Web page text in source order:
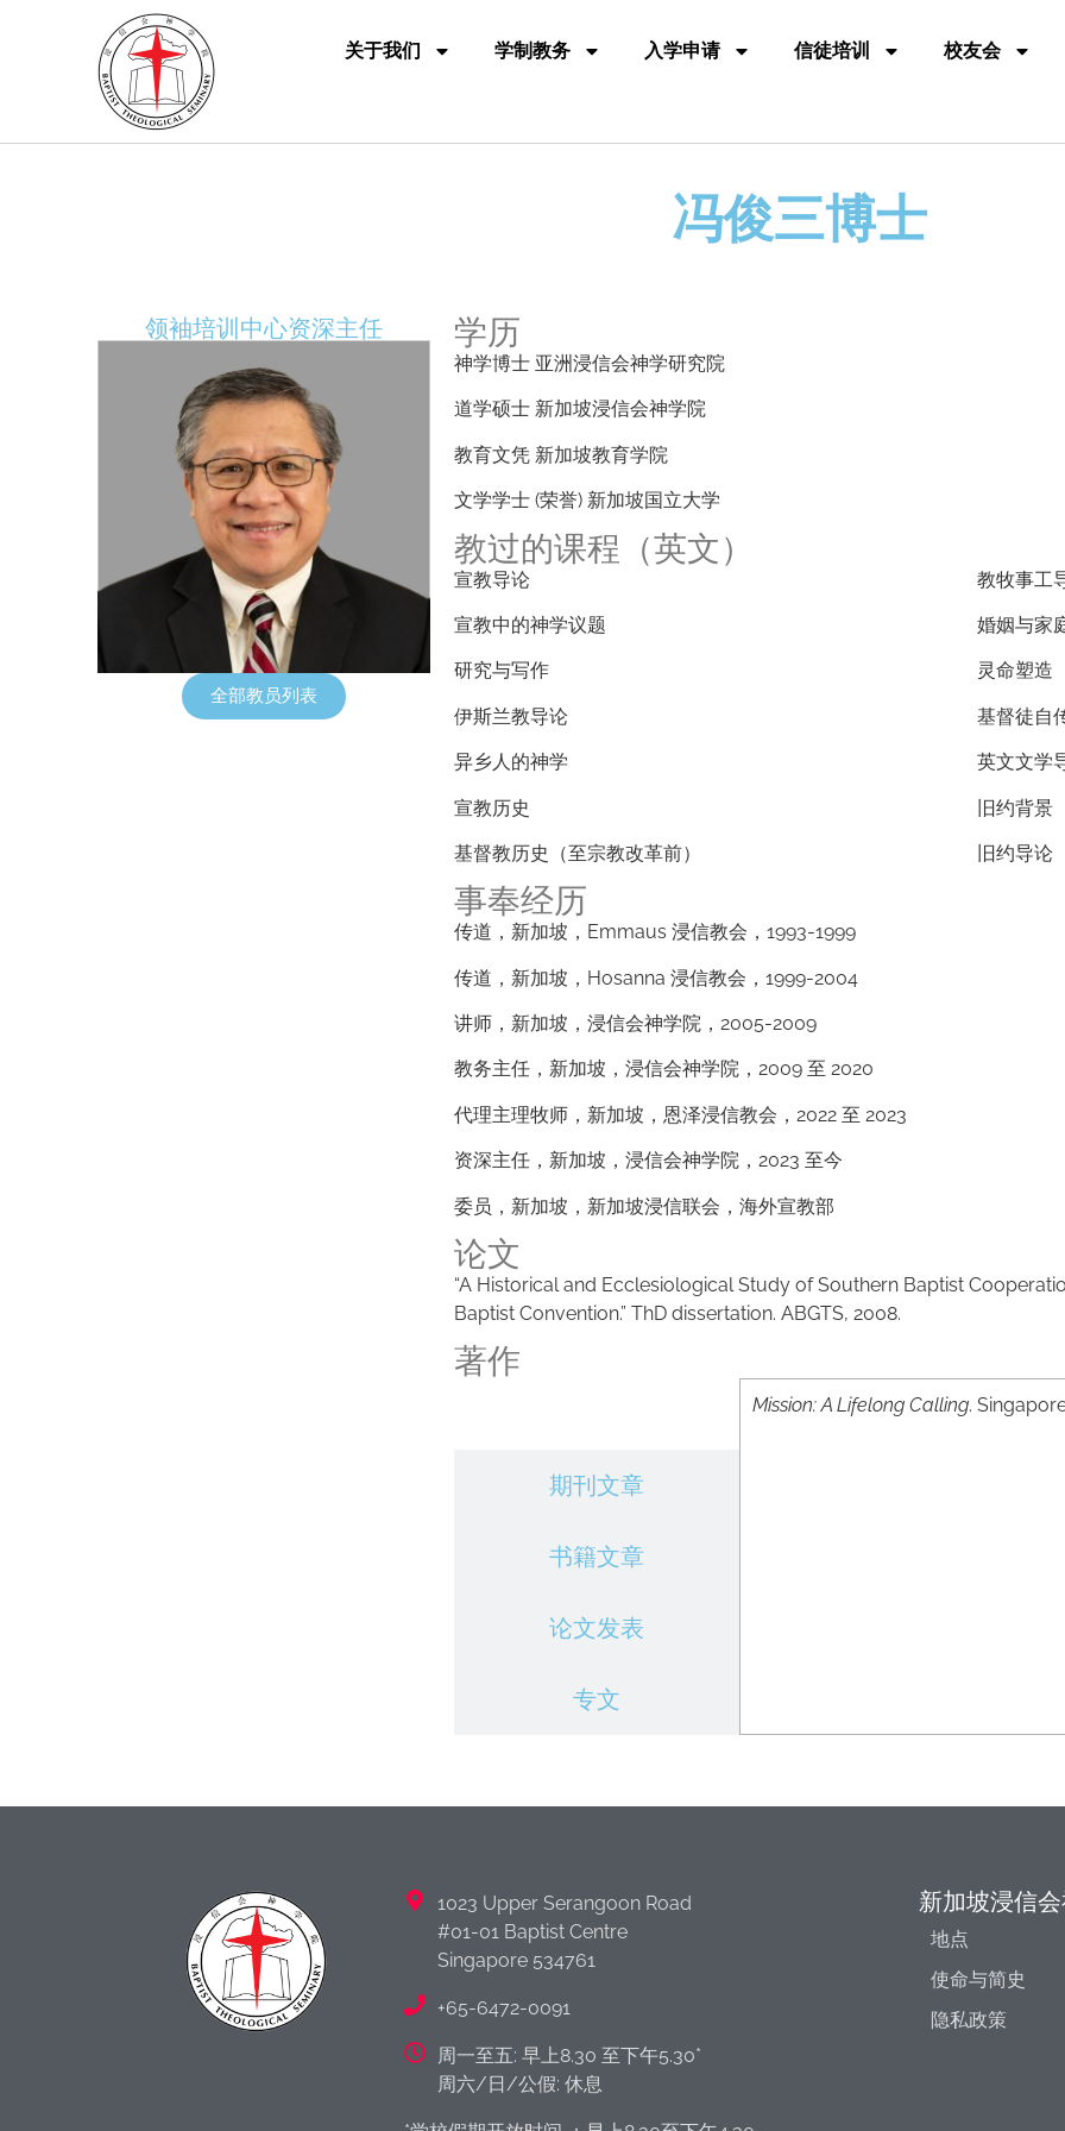
关于我们 学制教务 入学申请 信徒培训 校友会
冯俊三博士
领袖培训中心资深主任
全部教员列表
学历
神学博士 亚洲浸信会神学研究院
道学硕士 新加坡浸信会神学院
教育文凭 新加坡教育学院
文学学士 (荣誉) 新加坡国立大学
教过的课程（英文）
宣教导论
宣教中的神学议题
研究与写作
伊斯兰教导论
异乡人的神学
宣教历史
基督教历史（至宗教改革前）
教牧事工
婚姻与家
灵命塑造
基督徒自
英文文学
旧约背景
旧约导论
事奉经历
传道，新加坡，Emmaus 浸信教会，1993-1999
传道，新加坡，Hosanna 浸信教会，1999-2004
讲师，新加坡，浸信会神学院，2005-2009
教务主任，新加坡，浸信会神学院，2009 至 2020
代理主理牧师，新加坡，恩泽浸信教会，2022 至 2023
资深主任，新加坡，浸信会神学院，2023 至今
委员，新加坡，新加坡浸信联会，海外宣教部
论文
“A Historical and Ecclesiological Study of Southern Baptist
Baptist Convention.” ThD dissertation. ABGTS, 2008.
著作
期刊文章
书籍文章
论文发表
专文
Mission: A Lifelong Calling.
1023 Upper Serangoon Road
#01-01 Baptist Centre
Singapore 534761
+65-6472-0091
周一至五: 早上8.30 至下午5.30*
周六/日/公假: 休息
新加坡浸信
地点
使命与简史
隐私政策